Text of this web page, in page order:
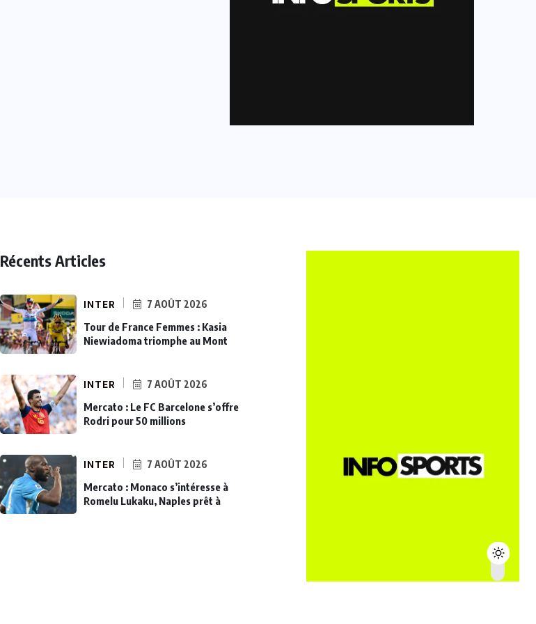
Récents Articles
INTER 7 AOÛT 2026
Tour de France Femmes : Kasia
Niewiadoma triomphe au Mont
INTER 7 AOÛT 2026
Mercato : Le FC Barcelone s’offre
Rodri pour 50 millions
INTER 7 AOÛT 2026
Mercato : Monaco s’intéresse à
Romelu Lukaku, Naples prêt à